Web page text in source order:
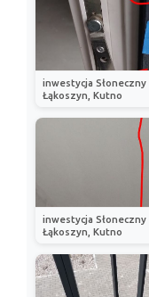
inwestycja Słoneczny
Łąkoszyn, Kutno
inwestycja Słoneczny
Łąkoszyn, Kutno